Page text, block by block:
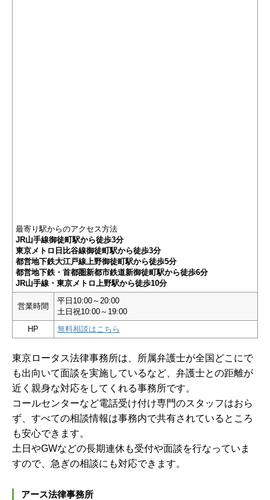
最寄り駅からのアクセス方法
JR山手線御徒町駅から徒歩3分
東京メトロ日比谷線御徒町駅から徒歩3分
都営地下鉄大江戸線上野御徒町駅から徒歩5分
都営地下鉄・首都圏新都市鉄道新御徒町駅から徒歩6分
JR山手線・東京メトロ上野駅から徒歩10分
営業時間
平日10:00～20:00
土日祝10:00～19:00
HP
無料相談はこちら
東京ロータス法律事務所は、所属弁護士が全国どこにで
も出向いて面談を実施しているなど、弁護士との距離が
近く親身な対応をしてくれる事務所です。
コールセンターなど電話受け付け専門のスタッフはおら
ず、すべての相談情報は事務内で共有されているところ
も安心できます。
土日やGWなどの長期連休も受付や面談を行なっていま
すので、急ぎの相談にも対応できます。
アース法律事務所